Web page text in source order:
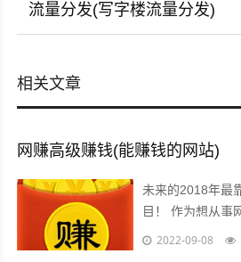
流量分发(写字楼流量分发)
相关文章
网赚高级赚钱(能赚钱的网站)
未来的2018年最
目！ 作为想从事
说，那些打字、
2022-09-08